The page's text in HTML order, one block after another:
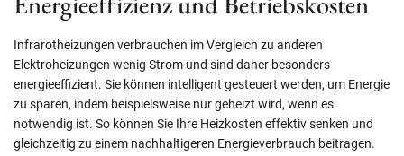
Infrarotheizungen verbrauchen im Vergleich zu anderen
Elektroheizungen wenig Strom und sind daher besonders
energieeffizient. Sie können intelligent gesteuert werden, um Energie
zu sparen, indem beispielsweise nur geheizt wird, wenn es
notwendig ist. So können Sie Ihre Heizkosten effektiv senken und
gleichzeitig zu einem nachhaltigeren Energieverbrauch beitragen.